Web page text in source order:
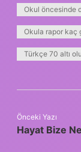
Okul öncesinde
Okula rapor kaç
Türkçe 70 altı
Önceki Yazı
Hayat Bize